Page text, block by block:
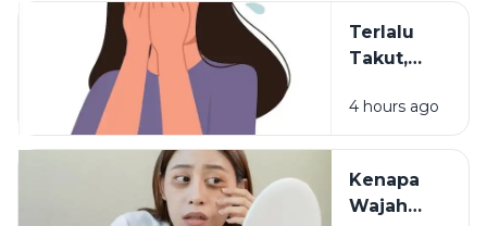
dalam
Pendidikan
Terlalu
Takut,
Waspada:
Mungkinkah
Luka Masa
Lalu?
4 hours ago
Kenapa
Wajah